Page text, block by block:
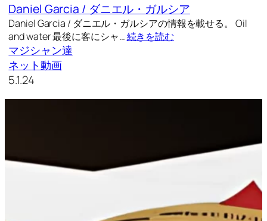
Daniel Garcia / ダニエル・ガルシア
Daniel Garcia / ダニエル・ガルシアの情報を載せる。 Oil
and water 最後に客にシャ…続きを読む
マジシャン達
ネット動画
5.1.24